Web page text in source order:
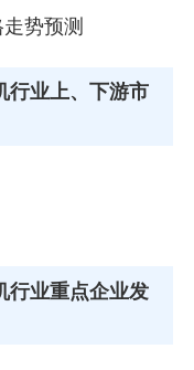
势预测
业上、下游市
业重点企业发